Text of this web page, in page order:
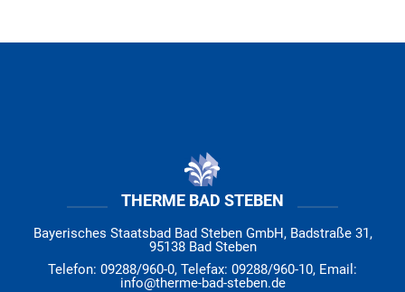
THERME BAD STEBEN
Bayerisches Staatsbad Bad Steben GmbH, Badstraße 31,
95138 Bad Steben
Telefon: 09288/960-0, Telefax: 09288/960-10, Email:
info@therme-bad-steben.de